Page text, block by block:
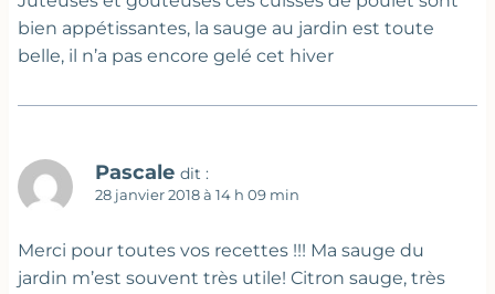
bien appétissantes, la sauge au jardin est toute
belle, il n’a pas encore gelé cet hiver
Pascale dit :
28 janvier 2018 à 14 h 09 min
Merci pour toutes vos recettes !!! Ma sauge du
jardin m’est souvent très utile! Citron sauge, très